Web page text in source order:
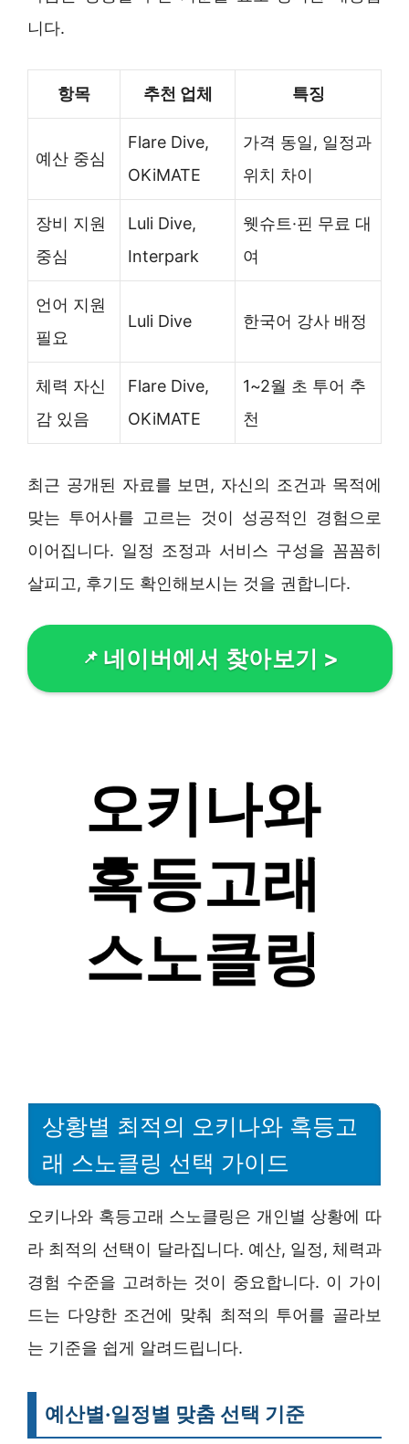
니다.
항목 추천 업체 특징
예산 중심
Flare Dive,
OKiMATE
가격 동일, 일정과
위치 차이
장비 지원
중심
Luli Dive,
Interpark
웻슈트·핀 무료 대
여
언어 지원
필요
Luli Dive 한국어 강사 배정
체력 자신
감 있음
Flare Dive,
OKiMATE
1~2월 초 투어 추
천
최근 공개된 자료를 보면, 자신의 조건과 목적에
맞는 투어사를 고르는 것이 성공적인 경험으로
이어집니다. 일정 조정과 서비스 구성을 꼼꼼히
살피고, 후기도 확인해보시는 것을 권합니다.
네이버에서 찾아보기 >
상황별 최적의 오키나와 혹등고
래 스노클링 선택 가이드
오키나와 혹등고래 스노클링은 개인별 상황에 따
라 최적의 선택이 달라집니다. 예산, 일정, 체력과
경험 수준을 고려하는 것이 중요합니다. 이 가이
드는 다양한 조건에 맞춰 최적의 투어를 골라보
는 기준을 쉽게 알려드립니다.
예산별·일정별 맞춤 선택 기준